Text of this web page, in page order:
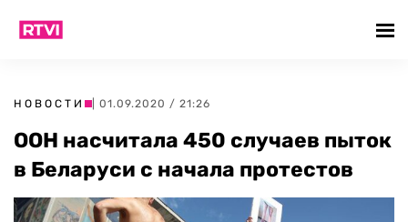
НОВОСТИ | 01.09.2020 / 21:26
ООН насчитала 450 случаев пыток
в Беларуси с начала протестов